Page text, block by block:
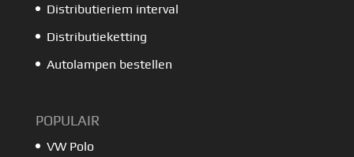
Distributieriem interval
Distributieketting
Autolampen bestellen
POPULAIR
VW Polo